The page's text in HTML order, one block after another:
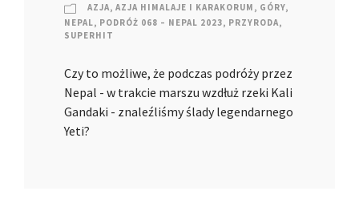
AZJA, AZJA HIMALAJE I KARAKORUM , GÓRY,
NEPAL , PODRÓŻ 068 – NEPAL 2023, PRZYRODA,
SUPERHIT
Czy to możliwe, że podczas podróży przez
Nepal - w trakcie marszu wzdłuż rzeki Kali
Gandaki - znaleźliśmy ślady legendarnego
Yeti?